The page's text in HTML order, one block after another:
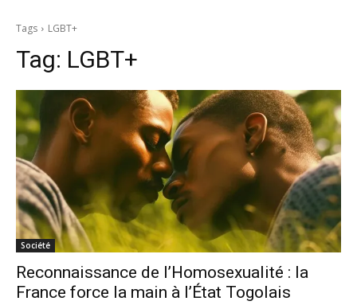
Tags LGBT+
Tag: LGBT+
Société
Reconnaissance de l’Homosexualité : la
France force la main à l’État Togolais